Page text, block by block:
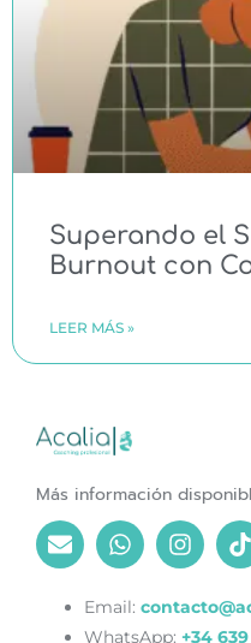
Superando el
Burnout con
LEER MÁS »
Más información
Email:
WhatsApp: +34